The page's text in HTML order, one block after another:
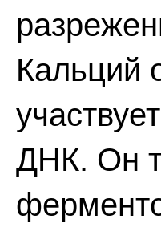
Кальций
ДНК. Он